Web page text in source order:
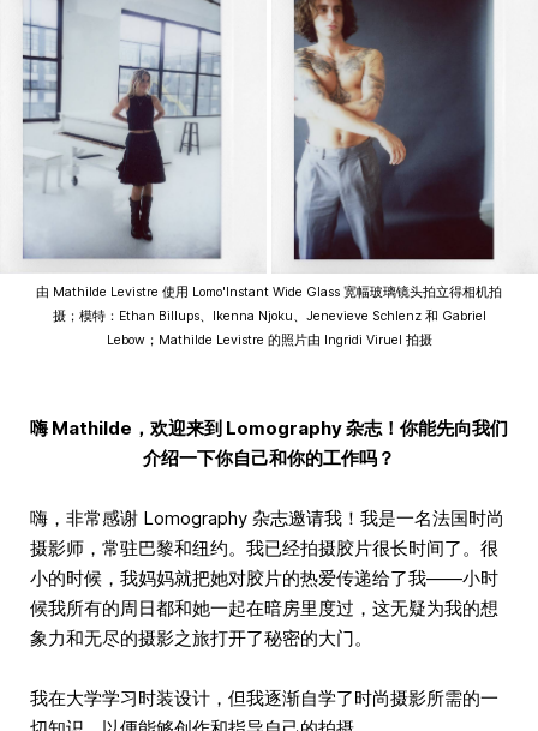
由 Mathilde Levistre 使用 Lomo'Instant Wide Glass 宽幅玻璃镜头拍立得相机拍
摄；模特：Ethan Billups、Ikenna Njoku、Jenevieve Schlenz 和 Gabriel
Lebow；Mathilde Levistre 的照片由 Ingridi Viruel 拍摄
嗨 Mathilde，欢迎来到 Lomography 杂志！你能先向我们
介绍一下你自己和你的工作吗？
嗨，非常感谢 Lomography 杂志邀请我！我是一名法国时尚
摄影师，常驻巴黎和纽约。我已经拍摄胶片很长时间了。很
小的时候，我妈妈就把她对胶片的热爱传递给了我——小时
候我所有的周日都和她一起在暗房里度过，这无疑为我的想
象力和无尽的摄影之旅打开了秘密的大门。
我在大学学习时装设计，但我逐渐自学了时尚摄影所需的一